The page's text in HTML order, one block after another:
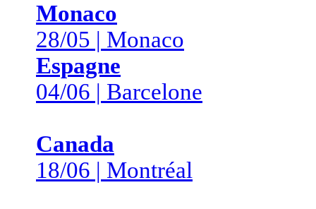
Monaco
28/05 | Monaco
Espagne
04/06 | Barcelone
Canada
18/06 | Montréal